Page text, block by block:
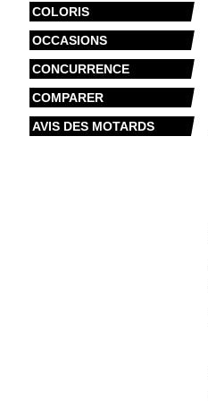
COLORIS
OCCASIONS
CONCURRENCE
COMPARER
AVIS DES MOTARDS